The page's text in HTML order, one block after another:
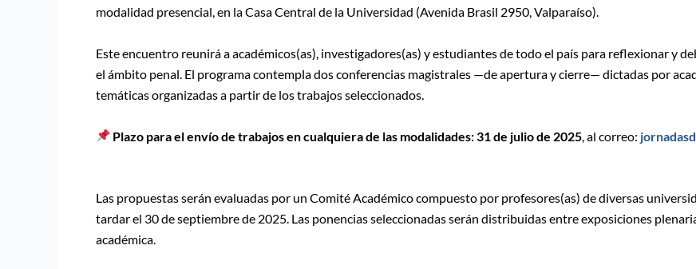
modalidad presencial, en la Casa Central de la Universidad (Avenida Brasil 2950, Valparaíso).
Este encuentro reunirá a académicos(as), investigadores(as) y estudiantes de todo el país para reflexionar y
el ámbito penal. El programa contempla dos conferencias magistrales —de apertura y cierre— dictadas por
temáticas organizadas a partir de los trabajos seleccionados.
Plazo para el envío de trabajos en cualquiera de las modalidades: 31 de julio de 2025 , al correo:
Las propuestas serán evaluadas por un Comité Académico compuesto por profesores(as) de diversas
tardar el 30 de septiembre de 2025. Las ponencias seleccionadas serán distribuidas entre exposiciones
académica.